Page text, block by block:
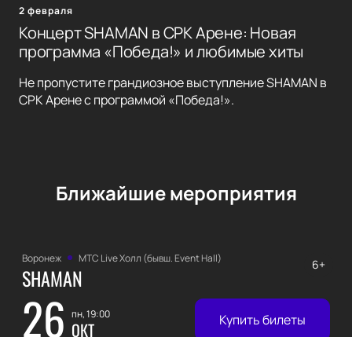
2 февраля
Концерт SHAMAN в СРК Арене: Новая
программа «Победа!» и любимые хиты
Не пропустите грандиозное выступление SHAMAN в
СРК Арене с программой «Победа!».
Ближайшие мероприятия
Воронеж МТС Live Холл (бывш. Event Hall)
SHAMAN
26 пн, 19:00
ОКТ
6+
Купить билеты